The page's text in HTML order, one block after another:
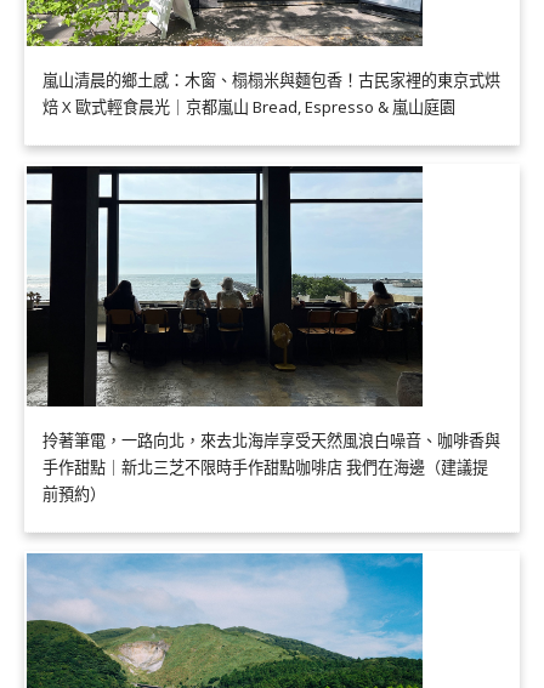
嵐山清晨的鄉土感：木窗、榻榻米與麵包香！古民家裡的東京式烘
焙 X 歐式輕食晨光｜京都嵐山 Bread, Espresso & 嵐山庭園
拎著筆電，一路向北，來去北海岸享受天然風浪白噪音、咖啡香與
手作甜點｜新北三芝不限時手作甜點咖啡店 我們在海邊（建議提
前預約）